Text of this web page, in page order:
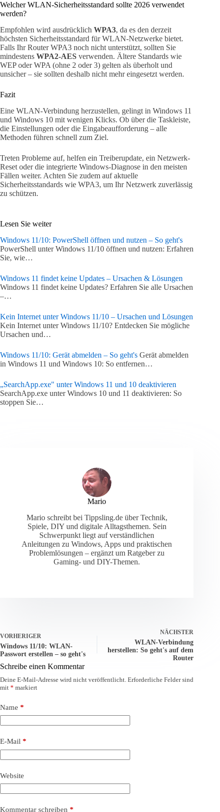
Welcher WLAN-Sicherheitsstandard sollte 2026 verwendet
werden?
Empfohlen wird ausdrücklich WPA3, da es den derzeit
höchsten Sicherheitsstandard für WLAN-Netzwerke bietet.
Falls Ihr Router WPA3 noch nicht unterstützt, sollten Sie
mindestens WPA2-AES verwenden. Ältere Standards wie
WEP oder WPA (ohne 2 oder 3) gelten als überholt und
unsicher – sie sollten deshalb nicht mehr eingesetzt werden.
Fazit
Eine WLAN-Verbindung herzustellen, gelingt in Windows 11
und Windows 10 mit wenigen Klicks. Ob über die Taskleiste,
die Einstellungen oder die Eingabeaufforderung – alle
Methoden führen schnell zum Ziel.
Treten Probleme auf, helfen ein Treiberupdate, ein Netzwerk-
Reset oder die integrierte Windows-Diagnose in den meisten
Fällen weiter. Achten Sie zudem auf aktuelle
Sicherheitsstandards wie WPA3, um Ihr Netzwerk zuverlässig
zu schützen.
Lesen Sie weiter
Windows 11/10: PowerShell öffnen und nutzen – So geht's
PowerShell unter Windows 11/10 öffnen und nutzen: Erfahren
Sie, wie…
Windows 11 findet keine Updates – Ursachen & Lösungen
Windows 11 findet keine Updates? Erfahren Sie alle Ursachen
–…
Kein Internet unter Windows 11/10 – Ursachen und Lösungen
Kein Internet unter Windows 11/10? Entdecken Sie mögliche
Ursachen und…
Windows 11/10: Gerät abmelden – So geht's Gerät abmelden
in Windows 11 und Windows 10: So entfernen…
„SearchApp.exe" unter Windows 11 und 10 deaktivieren
SearchApp.exe unter Windows 10 und 11 deaktivieren: So
stoppen Sie…
Mario
Mario schreibt bei Tippsling.de über Technik,
Spiele, DIY und digitale Alltagsthemen. Sein
Schwerpunkt liegt auf verständlichen
Anleitungen zu Windows, Apps und praktischen
Problemlösungen – ergänzt um Ratgeber zu
Gaming- und DIY-Themen.
VORHERIGER
Windows 11/10: WLAN-
Passwort erstellen – so geht's
NÄCHSTER
WLAN-Verbindung
herstellen: So geht's auf dem
Router
Schreibe einen Kommentar
Deine E-Mail-Adresse wird nicht veröffentlicht. Erforderliche Felder sind
mit * markiert
Name *
E-Mail *
Website
Kommentar schreiben *